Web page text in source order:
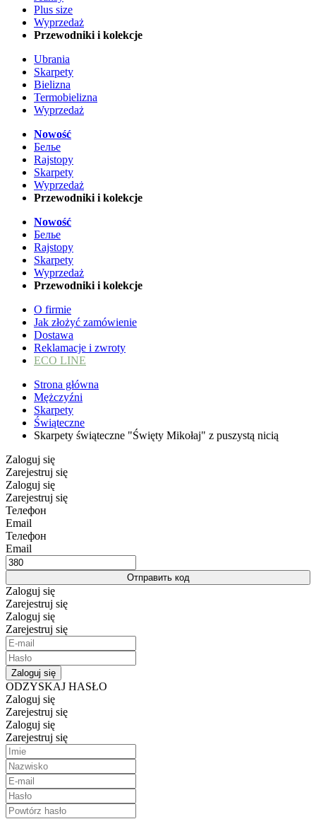
Plus size
Wyprzedaż
Przewodniki i kolekcje
Ubrania
Skarpety
Bielizna
Termobielizna
Wyprzedaż
Nowość
Белье
Rajstopy
Skarpety
Wyprzedaż
Przewodniki i kolekcje
Nowość
Белье
Rajstopy
Skarpety
Wyprzedaż
Przewodniki i kolekcje
O firmie
Jak złożyć zamówienie
Dostawa
Reklamacje i zwroty
ECO LINE
Strona główna
Mężczyźni
Skarpety
Świąteczne
Skarpety świąteczne "Święty Mikołaj" z puszystą nicią
Zaloguj się
Zarejestruj się
Zaloguj się
Zarejestruj się
Телефон
Email
Телефон
Email
Отправить код
Zaloguj się
Zarejestruj się
Zaloguj się
Zarejestruj się
Zaloguj się
ODZYSKAJ HASŁO
Zaloguj się
Zarejestruj się
Zaloguj się
Zarejestruj się